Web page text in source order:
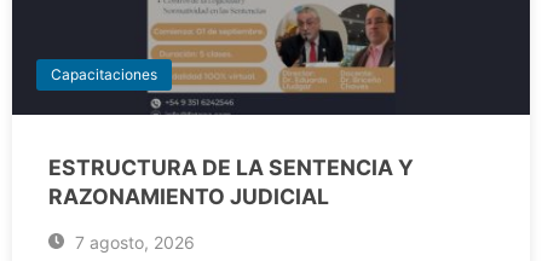
Capacitaciones
ESTRUCTURA DE LA SENTENCIA Y
RAZONAMIENTO JUDICIAL
7 agosto, 2026